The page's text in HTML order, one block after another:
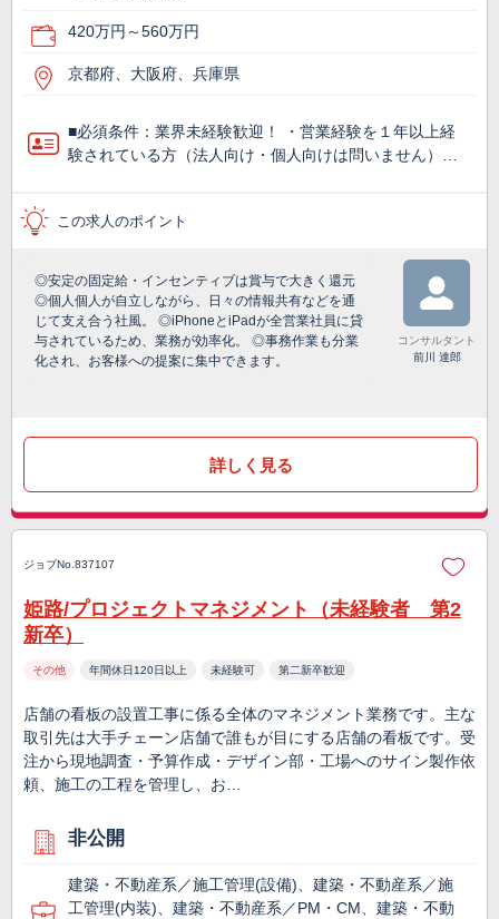
420万円～560万円
京都府、大阪府、兵庫県
■必須条件：業界未経験歓迎！ ・営業経験を１年以上経
験されている方（法人向け・個人向けは問いません）…
この求人のポイント
◎安定の固定給・インセンティブは賞与で大きく還元
◎個人個人が自立しながら、日々の情報共有などを通
じて支え合う社風。 ◎iPhoneとiPadが全営業社員に貸
与されているため、業務が効率化。 ◎事務作業も分業
化され、お客様への提案に集中できます。
コンサルタント
前川 達郎
詳しく見る
ジョブNo.837107
姫路/プロジェクトマネジメント（未経験者 第2
新卒）
その他 年間休日120日以上 未経験可 第二新卒歓迎
店舗の看板の設置工事に係る全体のマネジメント業務です。主な
取引先は大手チェーン店舗で誰もが目にする店舗の看板です。受
注から現地調査・予算作成・デザイン部・工場へのサイン製作依
頼、施工の工程を管理し、お…
非公開
建築・不動産系／施工管理(設備)、建築・不動産系／施
工管理(内装)、建築・不動産系／PM・CM、建築・不動